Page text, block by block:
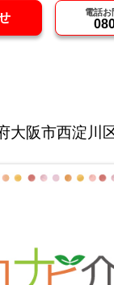
電話お
大阪市西淀川